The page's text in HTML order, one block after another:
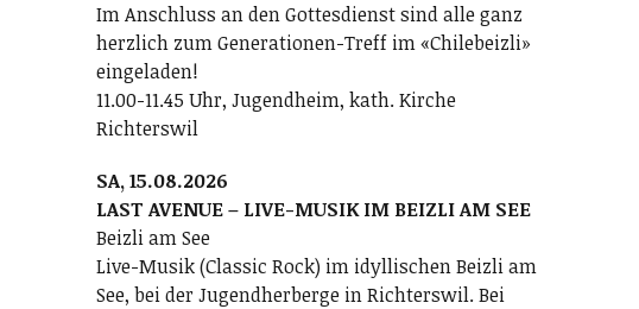
Im Anschluss an den Gottesdienst sind alle ganz
herzlich zum Generationen-Treff im «Chilebeizli»
eingeladen!
11.00-11.45 Uhr, Jugendheim, kath. Kirche
Richterswil
SA, 15.08.2026
LAST AVENUE – LIVE-MUSIK IM BEIZLI AM SEE
Beizli am See
Live-Musik (Classic Rock) im idyllischen Beizli am
See, bei der Jugendherberge in Richterswil. Bei